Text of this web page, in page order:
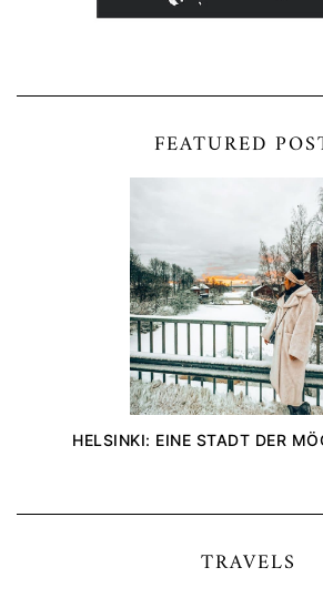
FEATURED
HELSINKI: EINE STADT DER
TRAVELS